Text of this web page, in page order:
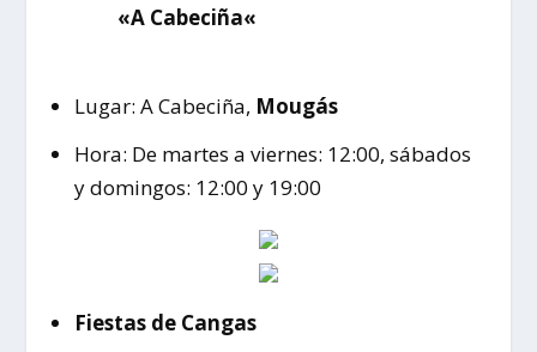
«A Cabeciña«
Lugar: A Cabeciña, Mougás
Hora: De martes a viernes: 12:00, sábados
y domingos: 12:00 y 19:00
Fiestas de Cangas